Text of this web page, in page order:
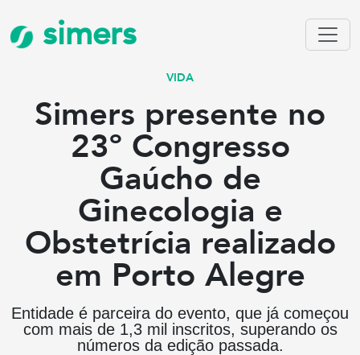
simers
VIDA
Simers presente no
23º Congresso
Gaúcho de
Ginecologia e
Obstetrícia realizado
em Porto Alegre
Entidade é parceira do evento, que já começou
com mais de 1,3 mil inscritos, superando os
números da edição passada.